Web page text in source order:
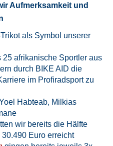
Aufmerksamkeit und
als Symbol unserer
afrikanische Sportler aus
durch BIKE AID die
im Profiradsport zu
Habteab, Milkias
wir bereits die Hälfte
Euro erreicht